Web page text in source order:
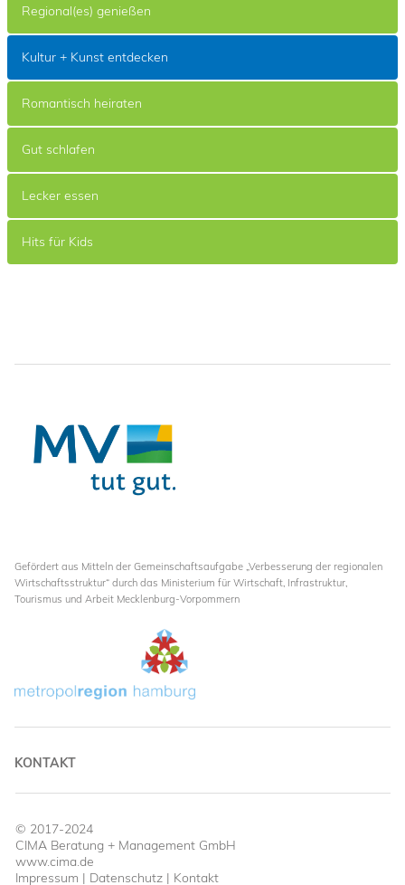
Regional(es) genießen
Kultur + Kunst entdecken
Romantisch heiraten
Gut schlafen
Lecker essen
Hits für Kids
Gefördert aus Mitteln der Gemeinschaftsaufgabe „Verbesserung der regionalen
Wirtschaftsstruktur“ durch das Ministerium für Wirtschaft, Infrastruktur,
Tourismus und Arbeit Mecklenburg-Vorpommern
KONTAKT
© 2017-2024
CIMA Beratung + Management GmbH
www.cima.de
Impressum | Datenschutz | Kontakt